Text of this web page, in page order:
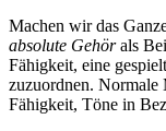
Machen wir das
absolute Gehörals
Fähigkeit, eine
zuzuordnen. Normale
Fähigkeit, Töne in